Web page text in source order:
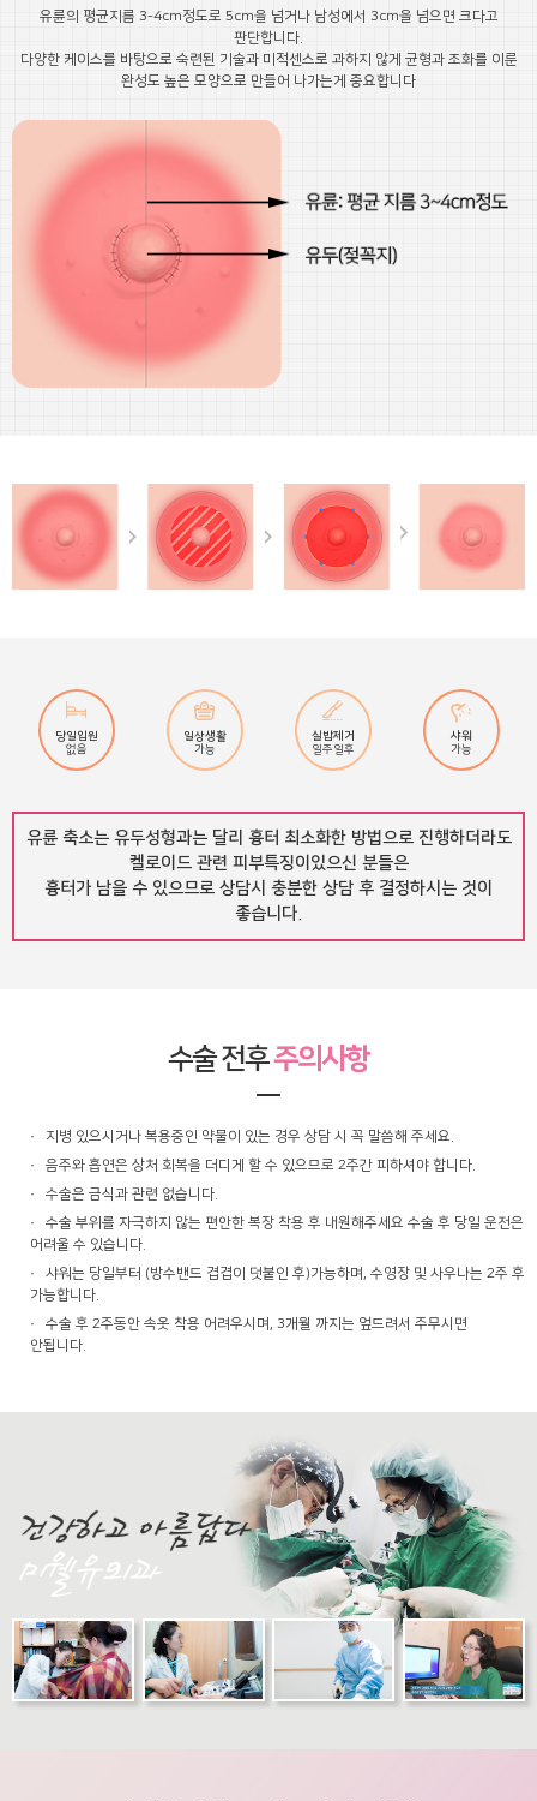
유륜의 평균지름 3-4cm정도로 5cm을 넘거나 남성에서 3cm을 넘으면 크다고
판단합니다.
다양한 케이스를 바탕으로 숙련된 기술과 미적센스로 과하지 않게 균형과 조화를 이룬
완성도 높은 모양으로 만들어 나가는게 중요합니다
당일입원
없음
일상생활
가능
실밥제거
일주일후
샤워
가능
유륜 축소는 유두성형과는 달리 흉터 최소화한 방법으로 진행하더라도
켈로이드 관련 피부특징이있으신 분들은
흉터가 남을 수 있으므로 상담시 충분한 상담 후 결정하시는 것이
좋습니다.
수술 전후주의사항
지병 있으시거나 복용중인 약물이 있는 경우 상담 시 꼭 말씀해 주세요.
음주와 흡연은 상처 회복을 더디게 할 수 있으므로 2주간 피하셔야 합니다.
수술은 금식과 관련 없습니다.
수술 부위를 자극하지 않는 편안한 복장 착용 후 내원해주세요 수술 후 당일 운전은
어려울 수 있습니다.
샤워는 당일부터 (방수밴드 겹겹이 덧붙인 후)가능하며, 수영장 및 사우나는 2주 후
가능합니다.
수술 후 2주동안 속옷 착용 어려우시며, 3개월 까지는 엎드려서 주무시면
안됩니다.